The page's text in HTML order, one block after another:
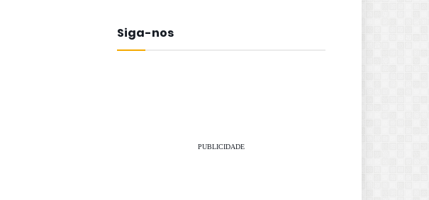
Siga-nos
PUBLICIDADE